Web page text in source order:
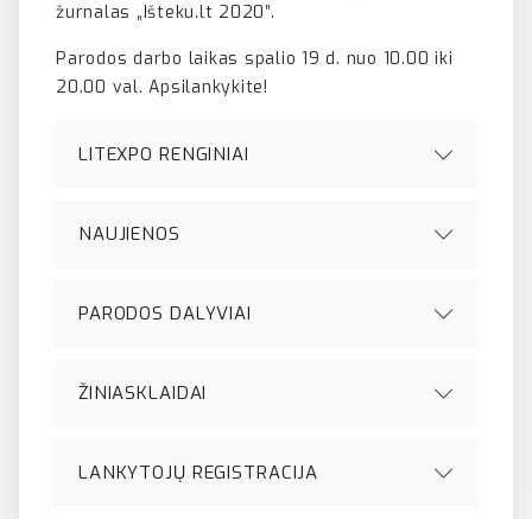
žurnalas „Išteku.lt 2020”.
Parodos darbo laikas spalio 19 d. nuo 10.00 iki
20.00 val. Apsilankykite!
LITEXPO RENGINIAI
NAUJIENOS
PARODOS DALYVIAI
ŽINIASKLAIDAI
LANKYTOJŲ REGISTRACIJA